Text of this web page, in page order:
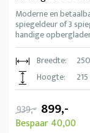
Moderne en
spiegeldeur of 3
handige
Breedte:
Hoogte:
939,- 899,-
Bespaar 40,00